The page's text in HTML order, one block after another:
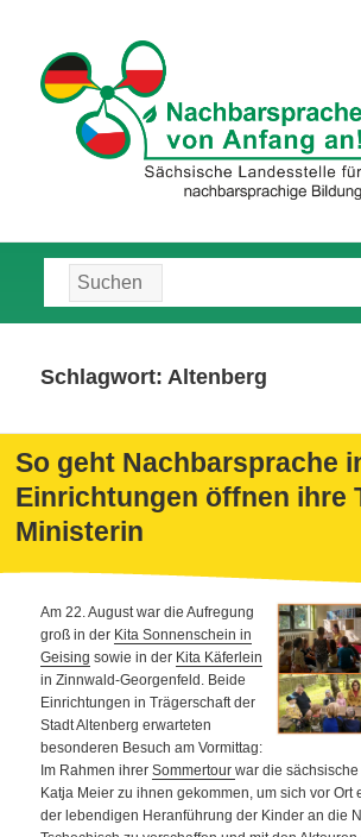
Suche
nach:
Schlagwort:Altenberg
So geht Nachbarsprache
Einrichtungen öffnen ihre
Ministerin
Am 22. August war die Aufregung
groß in der Kita Sonnenschein in
Geising sowie in der Kita Käferlein
in Zinnwald-Georgenfeld. Beide
Einrichtungen in Trägerschaft der
Stadt Altenberg erwarteten
besonderen Besuch am Vormittag:
Im Rahmen ihrerSommertourwar die
Katja Meier zu ihnen gekommen, um sich vor Ort
der lebendigen Heranführung der Kinder an die